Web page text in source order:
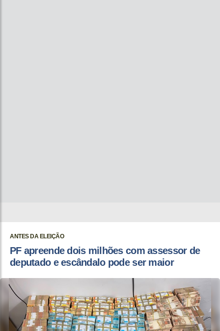
ANTES DA ELEIÇÃO
PF apreende dois milhões com assessor de
deputado e escândalo pode ser maior